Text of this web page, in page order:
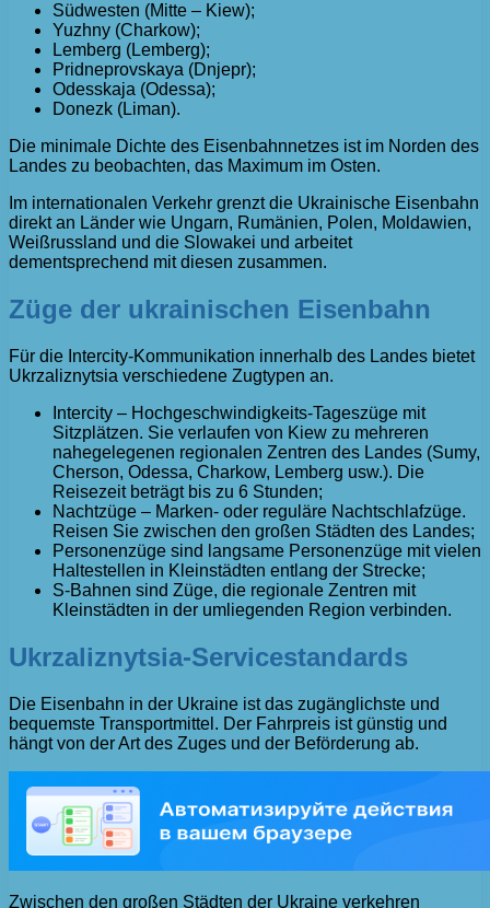
Südwesten (Mitte – Kiew);
Yuzhny (Charkow);
Lemberg (Lemberg);
Pridneprovskaya (Dnjepr);
Odesskaja (Odessa);
Donezk (Liman).
Die minimale Dichte des Eisenbahnnetzes ist im Norden des
Landes zu beobachten, das Maximum im Osten.
Im internationalen Verkehr grenzt die Ukrainische Eisenbahn
direkt an Länder wie Ungarn, Rumänien, Polen, Moldawien,
Weißrussland und die Slowakei und arbeitet
dementsprechend mit diesen zusammen.
Züge der ukrainischen Eisenbahn
Für die Intercity-Kommunikation innerhalb des Landes bietet
Ukrzaliznytsia verschiedene Zugtypen an.
Intercity – Hochgeschwindigkeits-Tageszüge mit
Sitzplätzen. Sie verlaufen von Kiew zu mehreren
nahegelegenen regionalen Zentren des Landes (Sumy,
Cherson, Odessa, Charkow, Lemberg usw.). Die
Reisezeit beträgt bis zu 6 Stunden;
Nachtzüge – Marken- oder reguläre Nachtschlafzüge.
Reisen Sie zwischen den großen Städten des Landes;
Personenzüge sind langsame Personenzüge mit vielen
Haltestellen in Kleinstädten entlang der Strecke;
S-Bahnen sind Züge, die regionale Zentren mit
Kleinstädten in der umliegenden Region verbinden.
Ukrzaliznytsia-Servicestandards
Die Eisenbahn in der Ukraine ist das zugänglichste und
bequemste Transportmittel. Der Fahrpreis ist günstig und
hängt von der Art des Zuges und der Beförderung ab.
Zwischen den großen Städten der Ukraine verkehren